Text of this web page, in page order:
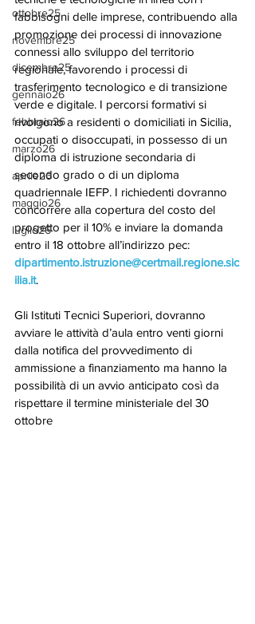
ottobre25
novembre25
dicembre25
gennaio26
febbraio26
marzo26
aprile26
maggio26
luglio26
fabbisogni delle imprese, contribuendo alla
promozione dei processi di innovazione
connessi allo sviluppo del territorio
regionale, favorendo i processi di
trasferimento tecnologico e di transizione
verde e digitale. I percorsi formativi si
rivolgono a residenti o domiciliati in Sicilia,
occupati o disoccupati, in possesso di un
diploma di istruzione secondaria di
secondo grado o di un diploma
quadriennale IEFP. I richiedenti dovranno
concorrere alla copertura del costo del
progetto per il 10% e inviare la domanda
entro il 18 ottobre all’indirizzo pec:
dipartimento.istruzione@certmail.regione.sic
ilia.it.
Gli Istituti Tecnici Superiori, dovranno
avviare le attività d’aula entro venti giorni
dalla notifica del provvedimento di
ammissione a finanziamento ma hanno la
possibilità di un avvio anticipato così da
rispettare il termine ministeriale del 30
ottobre